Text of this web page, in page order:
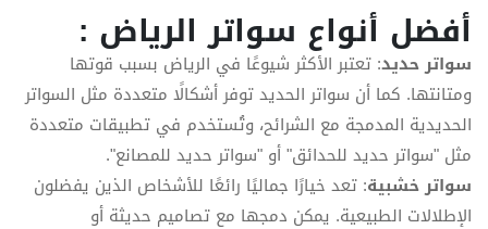
أفضل أنواع سواتر الرياض :
سواتر حديد: تعتبر الأكثر شيوعًا في الرياض بسبب قوتها
ومتانتها. كما أن سواتر الحديد توفر أشكالًا متعددة مثل السواتر
الحديدية المدمجة مع الشرائح، وتُستخدم في تطبيقات متعددة
مثل "سواتر حديد للحدائق" أو "سواتر حديد للمصانع".
سواتر خشبية: تعد خيارًا جماليًا رائعًا للأشخاص الذين يفضلون
الإطلالات الطبيعية. يمكن دمجها مع تصاميم حديثة أو